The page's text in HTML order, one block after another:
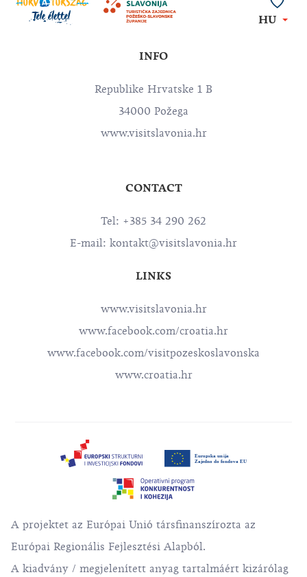
HU
INFO
Republike Hrvatske 1 B
34000 Požega
www.visitslavonia.hr
CONTACT
Tel: +385 34 290 262
E-mail: kontakt@visitslavonia.hr
LINKS
www.visitslavonia.hr
www.facebook.com/croatia.hr
www.facebook.com/visitpozeskoslavonska
www.croatia.hr
A projektet az Európai Unió társfinanszírozta az
Európai Regionális Fejlesztési Alapból.
A kiadvány / megjelenített anyag tartalmáért kizárólag